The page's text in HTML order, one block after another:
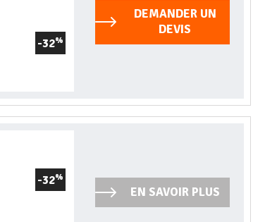
-32%
DEMANDER UN
DEVIS
-32%
EN SAVOIR PLUS